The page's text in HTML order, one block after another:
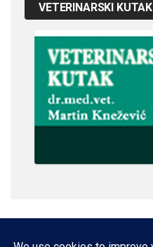
VETERINARSKI KUTAK